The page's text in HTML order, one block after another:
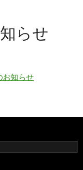
らせ
お知らせ